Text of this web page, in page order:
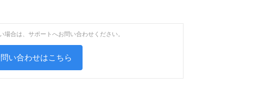
合は、サポートへお問い合わせください。
い合わせはこちら